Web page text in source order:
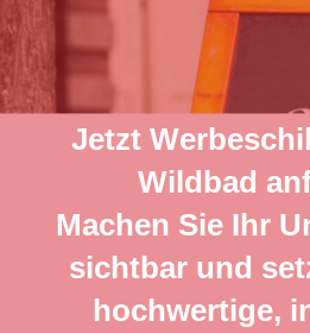
Jetzt
Wildbad
Machen Sie Ihr
sichtbar und
hochwertige,